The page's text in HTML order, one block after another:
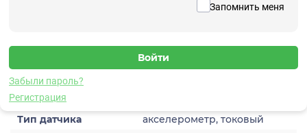
Запомнить меня
Забыли пароль?
Регистрация
Датчик виброускорения
Характеристики
Тип датчика
акселерометр, токовый